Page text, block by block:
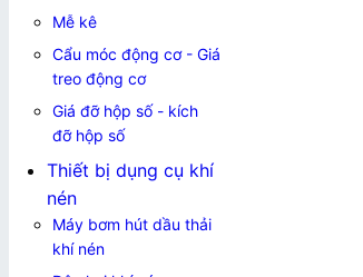
Mễ kê
Cẩu móc động cơ - Giá
treo động cơ
Giá đỡ hộp số - kích
đỡ hộp số
Thiết bị dụng cụ khí
nén
Máy bơm hút dầu thải
khí nén